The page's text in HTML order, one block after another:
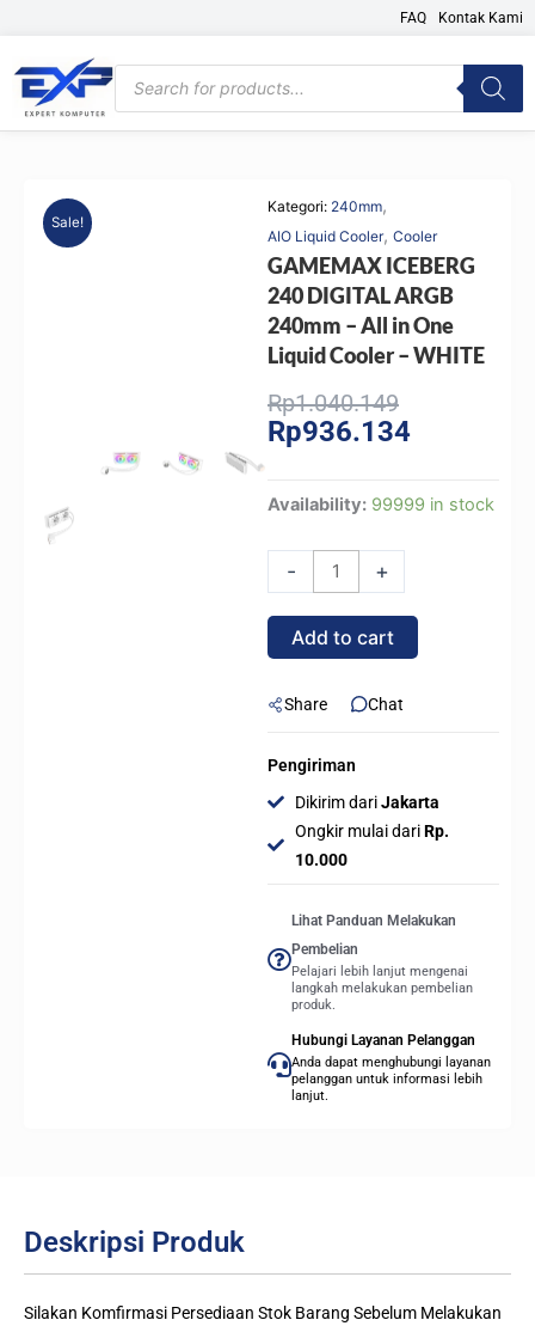
content
FAQ Kontak Kami
Products
search
Sale!
Kategori: 240mm,
AIO Liquid Cooler, Cooler
GAMEMAX ICEBERG
240 DIGITAL ARGB
240mm – All in One
Liquid Cooler – WHITE
Rp1.040.149Original
price
Rp936.134price
Availability: 99999 in stock
-
GAMEMAX
DIGITAL
ARGB
240mm
All
One
Liquid
-
+
Add to cart
Share Chat
Pengiriman
Dikirim dariJakarta
Ongkir mulai dariRp.
10.000
Lihat Panduan Melakukan
Pembelian
Pelajari lebih lanjut mengenai
langkah melakukan pembelian
produk.
Hubungi Layanan Pelanggan
Anda dapat menghubungi layanan
pelanggan untuk informasi lebih
lanjut.
Deskripsi Produk
Silakan Komfirmasi Persediaan Stok Barang Sebelum Melakukan